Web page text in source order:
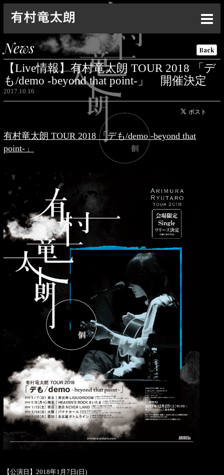
Top
News
Live
Media
Profile
Discography
Goods
Contact
Special
News Back
【Live情報】有村竜太朗 TOUR 2018 「デ
も/demo -beyond that point-」 開催決定
2017.10.16
有村竜太朗 TOUR 2018 「デも/demo -beyond that
point-」
【公演日】2018年1月7日(日)